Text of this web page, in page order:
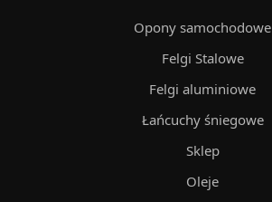
Opony samochodowe
Felgi Stalowe
Felgi aluminiowe
Łańcuchy śniegowe
Sklep
Oleje